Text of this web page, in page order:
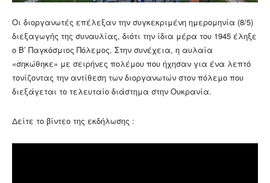
Οι διοργανωτές επέλεξαν την συγκεκριμένη ημερομηνία (8/5)
διεξαγωγής της συναυλίας, διότι την ίδια μέρα του 1945 έληξε
ο Β’ Παγκόσμιος Πόλεμος. Στην συνέχεια, η αυλαία
«σηκώθηκε» με σειρήνες πολέμου που ήχησαν για ένα λεπτό
τονίζοντας την αντίθεση των διοργανωτών στον πόλεμο που
διεξάγεται το τελευταίο διάστημα στην Ουκρανία.
Δείτε το βίντεο της εκδήλωσης :